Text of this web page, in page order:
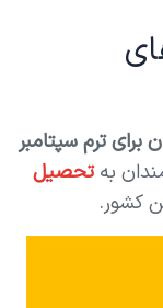
ترم سپتامبر
بهتحصیل
کشور.